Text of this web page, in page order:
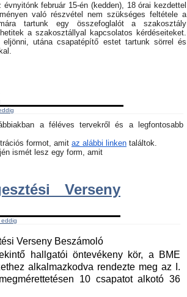
február 15-én (kedden), 18 órai kezdettel
való részvétel nem szükséges feltétele a
tartunk egy összefoglalót a szakosztály
a szakosztállyal kapcsolatos kérdéseiteket.
utána csapatépítő estet tartunk sörrel és
a féléves tervekről és a legfontosabb
formot, amit az alábbi linken találtok.
ismét lesz egy form, amit
Verseny
Verseny Beszámoló
hallgatói öntevékeny kör, a BME
alkalmazkodva rendezte meg az I.
10 csapatot alkotó 36